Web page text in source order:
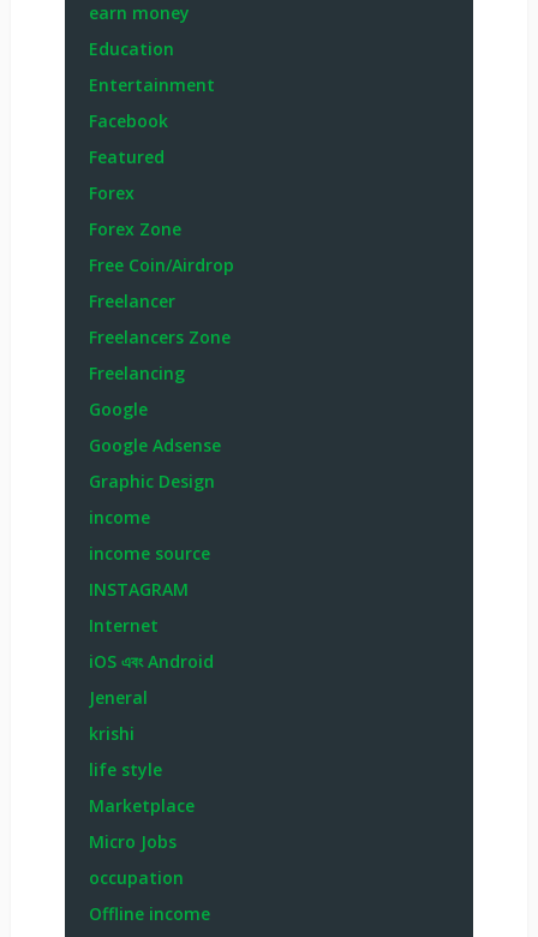
earn money
Education
Entertainment
Facebook
Featured
Forex
Forex Zone
Free Coin/Airdrop
Freelancer
Freelancers Zone
Freelancing
Google
Google Adsense
Graphic Design
income
income source
INSTAGRAM
Internet
iOS এবং Android
Jeneral
krishi
life style
Marketplace
Micro Jobs
occupation
Offline income